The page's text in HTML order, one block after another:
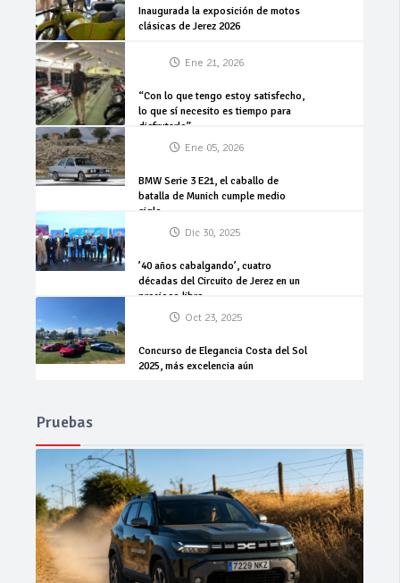
Inaugurada la exposición de motos
clásicas de Jerez 2026
Ene 21, 2026
“Con lo que tengo estoy satisfecho,
lo que sí necesito es tiempo para
disfrutarlo”
Ene 05, 2026
BMW Serie 3 E21, el caballo de
batalla de Munich cumple medio
siglo
Dic 30, 2025
’40 años cabalgando’, cuatro
décadas del Circuito de Jerez en un
precioso libro
Oct 23, 2025
Concurso de Elegancia Costa del Sol
2025, más excelencia aún
Pruebas